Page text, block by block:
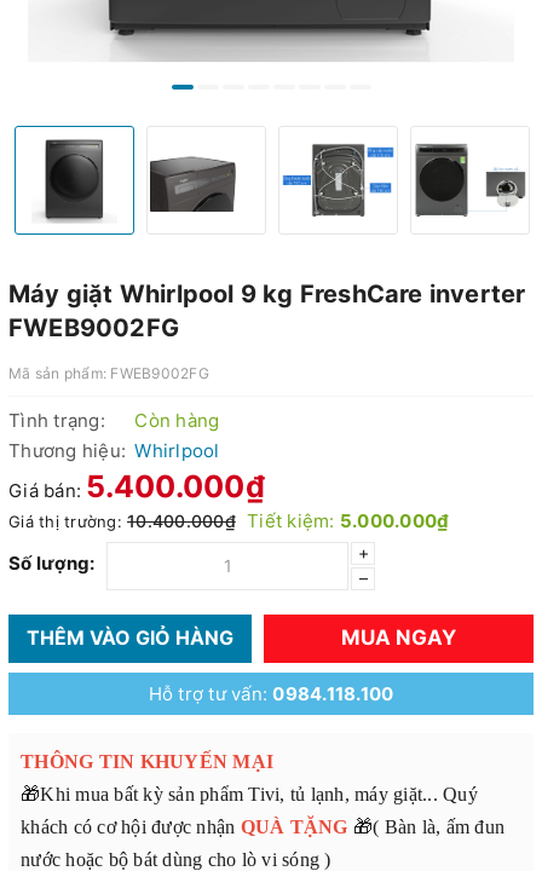
Máy giặt Whirlpool 9 kg FreshCare inverter
FWEB9002FG
Mã sản phẩm: FWEB9002FG
Tình trạng:
Còn hàng
Thương hiệu: Whirlpool
Giá bán: 5.400.000₫
Giá thị trường: 10.400.000₫ Tiết kiệm: 5.000.000₫
Số lượng:
+
–
THÊM VÀO GIỎ HÀNG MUA NGAY
Hỗ trợ tư vấn:0984.118.100
THÔNG TIN KHUYẾN MẠI
🎁Khi mua bất kỳ sản phẩm Tivi, tủ lạnh, máy giặt... Quý
khách có cơ hội được nhận QUÀ TẶNG 🎁( Bàn là, ấm đun
nước hoặc bộ bát dùng cho lò vi sóng )